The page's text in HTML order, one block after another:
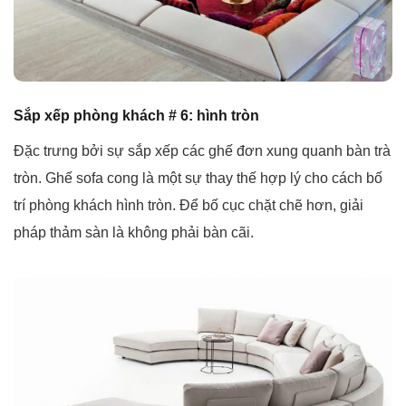
Sắp xếp phòng khách # 6: hình tròn
Đặc trưng bởi sự sắp xếp các ghế đơn xung quanh bàn trà
tròn. Ghế sofa cong là một sự thay thế hợp lý cho cách bố
trí phòng khách hình tròn. Để bố cục chặt chẽ hơn, giải
pháp thảm sàn là không phải bàn cãi.